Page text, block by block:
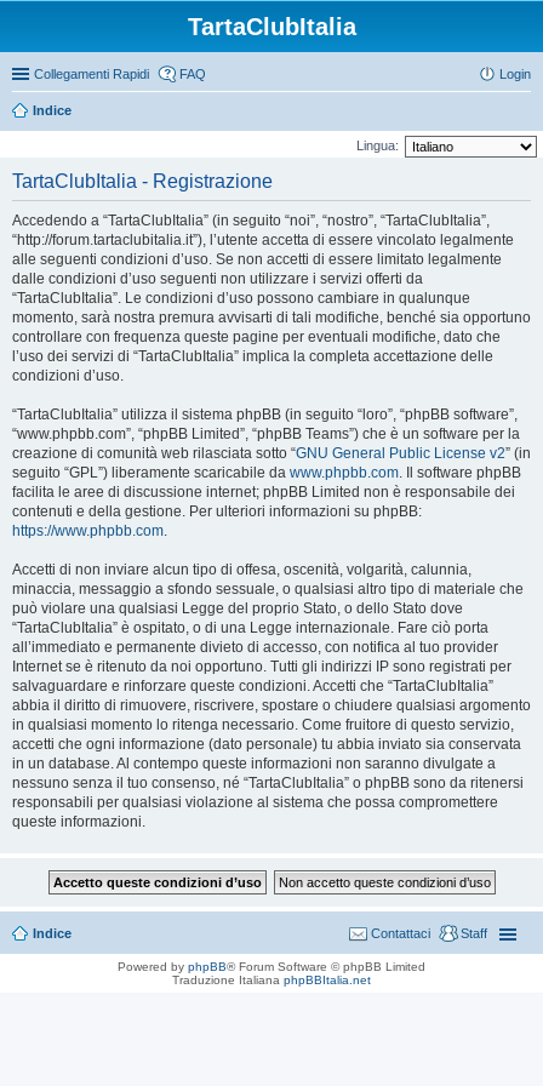
TartaClubItalia
Collegamenti Rapidi FAQ Login
Indice
Lingua:
TartaClubItalia - Registrazione
Accedendo a “TartaClubItalia” (in seguito “noi”, “nostro”, “TartaClubItalia”,
“http://forum.tartaclubitalia.it”), l’utente accetta di essere vincolato legalmente
alle seguenti condizioni d’uso. Se non accetti di essere limitato legalmente
dalle condizioni d’uso seguenti non utilizzare i servizi offerti da
“TartaClubItalia”. Le condizioni d’uso possono cambiare in qualunque
momento, sarà nostra premura avvisarti di tali modifiche, benché sia opportuno
controllare con frequenza queste pagine per eventuali modifiche, dato che
l’uso dei servizi di “TartaClubItalia” implica la completa accettazione delle
condizioni d’uso.
“TartaClubItalia” utilizza il sistema phpBB (in seguito “loro”, “phpBB software”,
“www.phpbb.com”, “phpBB Limited”, “phpBB Teams”) che è un software per la
creazione di comunità web rilasciata sotto “GNU General Public License v2” (in
seguito “GPL”) liberamente scaricabile da www.phpbb.com. Il software phpBB
facilita le aree di discussione internet; phpBB Limited non è responsabile dei
contenuti e della gestione. Per ulteriori informazioni su phpBB:
https://www.phpbb.com.
Accetti di non inviare alcun tipo di offesa, oscenità, volgarità, calunnia,
minaccia, messaggio a sfondo sessuale, o qualsiasi altro tipo di materiale che
può violare una qualsiasi Legge del proprio Stato, o dello Stato dove
“TartaClubItalia” è ospitato, o di una Legge internazionale. Fare ciò porta
all’immediato e permanente divieto di accesso, con notifica al tuo provider
Internet se è ritenuto da noi opportuno. Tutti gli indirizzi IP sono registrati per
salvaguardare e rinforzare queste condizioni. Accetti che “TartaClubItalia”
abbia il diritto di rimuovere, riscrivere, spostare o chiudere qualsiasi argomento
in qualsiasi momento lo ritenga necessario. Come fruitore di questo servizio,
accetti che ogni informazione (dato personale) tu abbia inviato sia conservata
in un database. Al contempo queste informazioni non saranno divulgate a
nessuno senza il tuo consenso, né “TartaClubItalia” o phpBB sono da ritenersi
responsabili per qualsiasi violazione al sistema che possa compromettere
queste informazioni.
Indice Staff
Contattaci
Powered by phpBB® Forum Software © phpBB Limited
Traduzione Italiana phpBBItalia.net